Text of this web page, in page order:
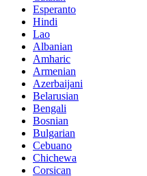
Esperanto
Hindi
Lao
Albanian
Amharic
Armenian
Azerbaijani
Belarusian
Bengali
Bosnian
Bulgarian
Cebuano
Chichewa
Corsican